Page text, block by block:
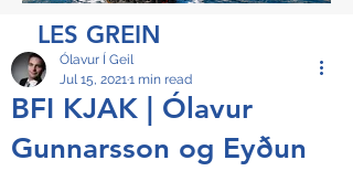
LES GREIN
BFI KJAK | Ólavur
Gunnarsson og Eyðun
Ólavur Í Geil
Jul 15, 20211 min read